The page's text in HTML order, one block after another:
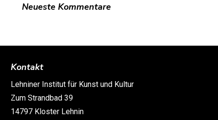
Neueste Kommentare
Kontakt
Lehniner Institut für Kunst und Kultur
Zum Strandbad 39
14797 Kloster Lehnin